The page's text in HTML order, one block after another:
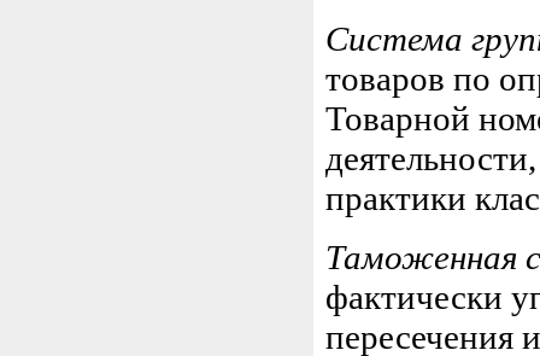
Система
товаров по
Товарной
практики
Таможенная
фактически
пересечения